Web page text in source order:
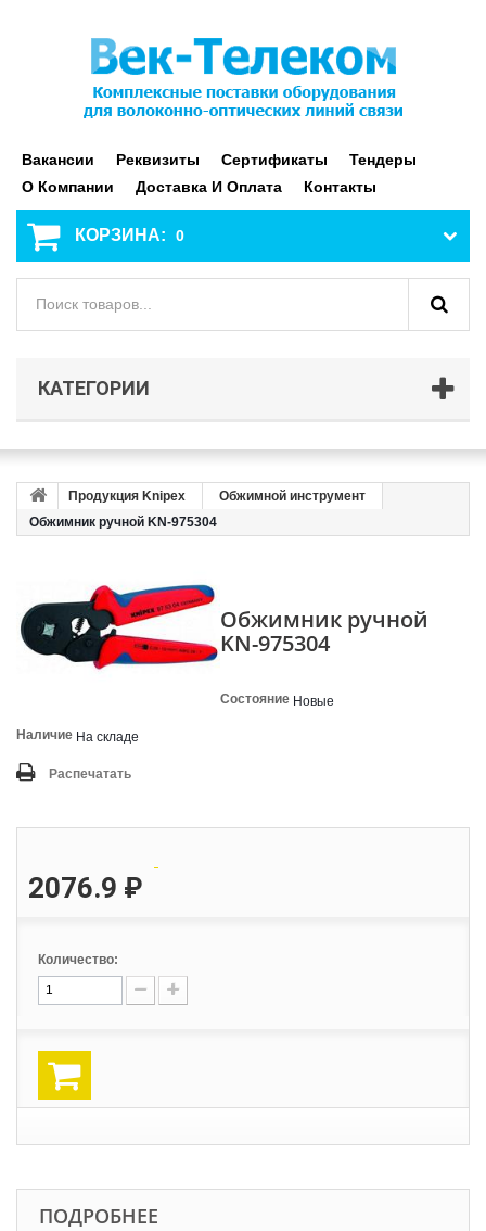
Вакансии Реквизиты Сертификаты
Тендеры
О Компании
Доставка И Оплата Контакты
КОРЗИНА: 0
КАТЕГОРИИ
Продукция Knipex
Обжимной инструмент
Обжимник ручной KN-975304
Обжимник ручной
KN-975304
Состояние Новые
Наличие На складе
Распечатать
2076.9 ₽
Количество:
ПОДРОБНЕЕ